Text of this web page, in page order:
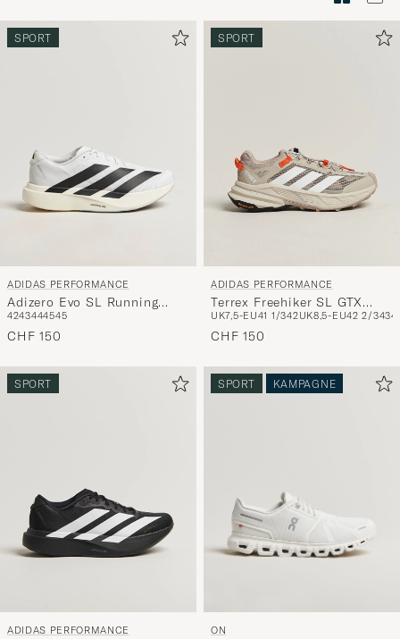
aktivieren
und
eine
Auswahl,
Ihrem
SPORT
ADIDAS PERFORMANCE
Adizero Evo SL Running
Sneaker White/Black
4243444545
CHF 150
SPORT
ADIDAS PERFORMANCE
Terrex Freehiker SL GTX
Beige/White
UK7,5-EU41 1/342UK8,5-EU42 2/343
CHF 150
SPORT
ADIDAS PERFORMANCE
SPORT KAMPAGNE
ON